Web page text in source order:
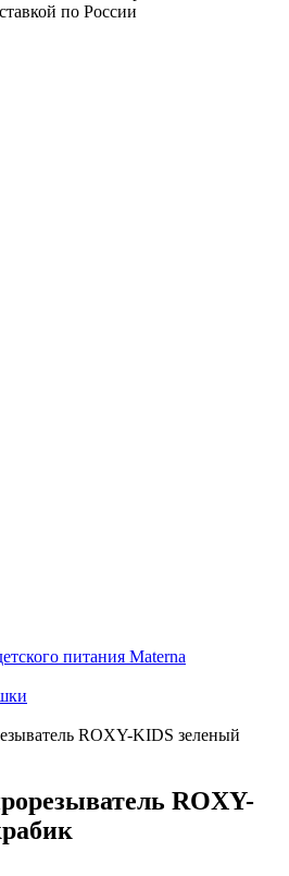
по России
питания Materna
ROXY-KIDS зеленый
ROXY-